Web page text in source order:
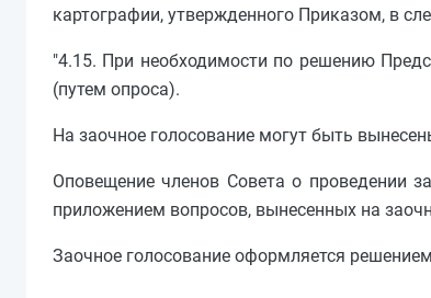
картографии, утвержденного Приказом, в
"4.15. При необходимости по решению
(путем опроса).
На заочное голосование могут быть
Оповещение членов Совета о проведении
приложением вопросов, вынесенных на
Заочное голосование оформляется